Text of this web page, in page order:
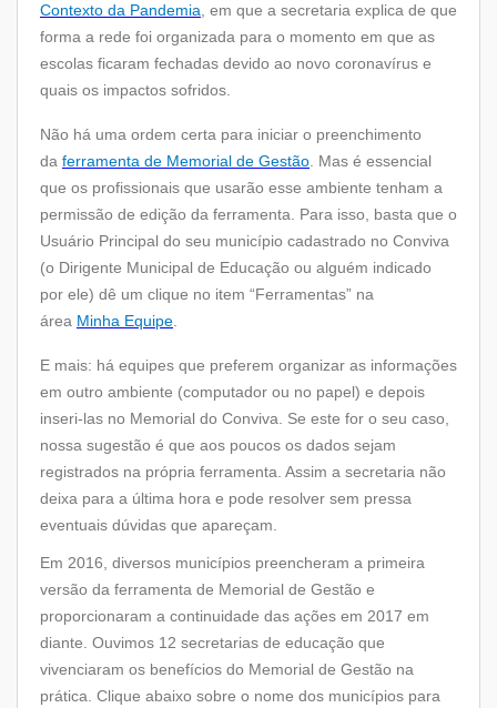
Contexto da Pandemia, em que a secretaria explica de que
forma a rede foi organizada para o momento em que as
escolas ficaram fechadas devido ao novo coronavírus e
quais os impactos sofridos.
Não há uma ordem certa para iniciar o preenchimento
da ferramenta de Memorial de Gestão. Mas é essencial
que os profissionais que usarão esse ambiente tenham a
permissão de edição da ferramenta. Para isso, basta que o
Usuário Principal do seu município cadastrado no Conviva
(o Dirigente Municipal de Educação ou alguém indicado
por ele) dê um clique no item “Ferramentas” na
área Minha Equipe.
E mais: há equipes que preferem organizar as informações
em outro ambiente (computador ou no papel) e depois
inseri-las no Memorial do Conviva. Se este for o seu caso,
nossa sugestão é que aos poucos os dados sejam
registrados na própria ferramenta. Assim a secretaria não
deixa para a última hora e pode resolver sem pressa
eventuais dúvidas que apareçam.
Em 2016, diversos municípios preencheram a primeira
versão da ferramenta de Memorial de Gestão e
proporcionaram a continuidade das ações em 2017 em
diante. Ouvimos 12 secretarias de educação que
vivenciaram os benefícios do Memorial de Gestão na
prática. Clique abaixo sobre o nome dos municípios para